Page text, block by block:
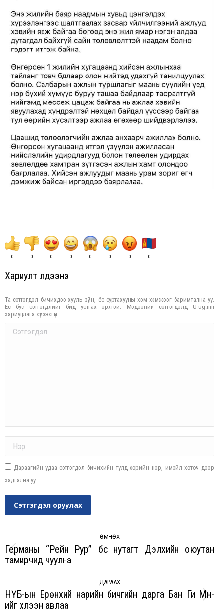
0 0 0 0 0 0 0 0
Хариулт үлдээнэ үү
Та сэтгэгдэл бичихдээ хууль зүйн, ёс суртахууны хэм хэмжээг баримтална уу.
Ёс бус сэтгэгдлийг бид устгах эрхтэй. Мэдээний сэтгэгдэлд Urug.mn
хариуцлага хүлээхгүй.
Comment
Дараагийн удаа сэтгэгдэл бичихийн тулд өөрийн нэр, имэйл хөтөч дээр
хадгална уу.
Сэтгэгдэл оруулах
ӨМНӨХ
Previous
Германы “Рейн Рур” бүс нутагт Дэлхийн оюутан
тамирчид чуулна
ДАРААХ
Next
НҮБ-ын Ерөнхий нарийн бичгийн дарга Бан Ги Мүн-
ийг хүлээн авлаа